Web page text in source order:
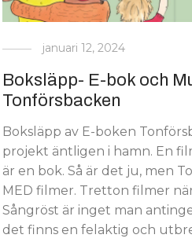
januari 12, 2024
Boksläpp- E-bok och
Tonförsbacken
Boksläpp av E-boken
projekt äntligen i hamn. En
är en bok. Så är det ju, men
MED filmer. Tretton filmer
Sångröst är inget man
det finns en felaktig och